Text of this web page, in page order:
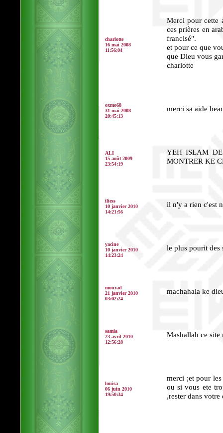
charlotte
16 mai 2008
11:56:04
Merci pour cette
ces prières en
francisé".
et pour ce que
que Dieu vous
charlotte
oxmo68
31 mai 2008
20:45:13
merci sa aide
ALI
15 août 2009
23:54:19
YEH ISLAM
MONTRER KE
iliess
10 janvier 2010
14:21:56
il n'y a rien c'est
yacine
10 janvier 2010
14:23:24
le plus pourit des
mourad
21 janvier 2010
03:02:24
machahala ke
samia
23 avril 2010
12:56:28
Mashallah ce
louisa
06 juin 2010
19:50:34
merci ;et pour
ou si vous ete
,rester dans votre